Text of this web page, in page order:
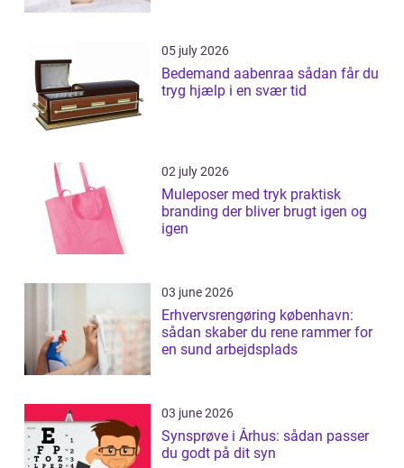
05 july 2026
Bedemand aabenraa sådan får du
tryg hjælp i en svær tid
02 july 2026
Muleposer med tryk praktisk
branding der bliver brugt igen og
igen
03 june 2026
Erhvervsrengøring københavn:
sådan skaber du rene rammer for
en sund arbejdsplads
03 june 2026
Synsprøve i Århus: sådan passer
du godt på dit syn